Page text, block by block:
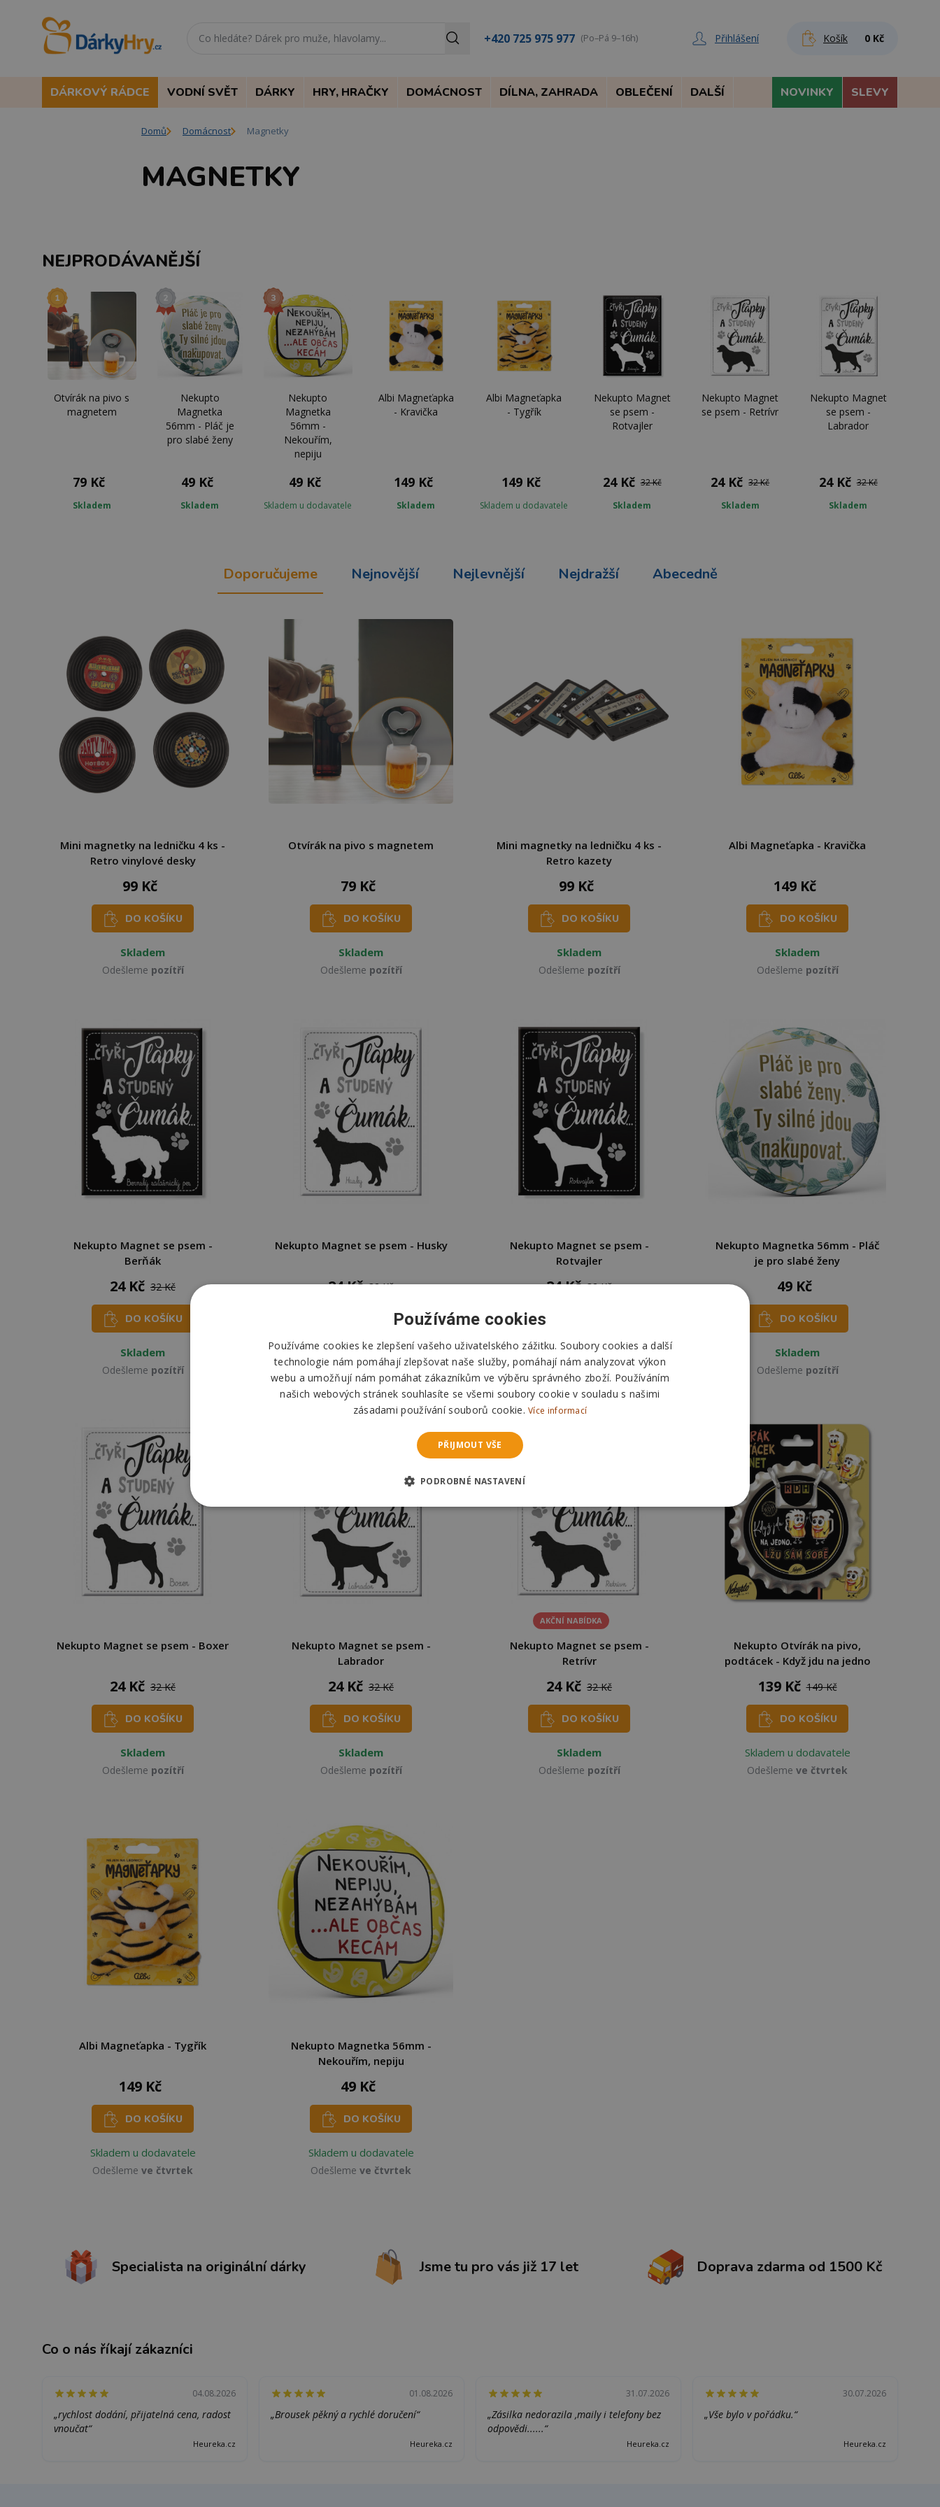
+420 725 975 977 (Po–Pá 9–16h) Přihlášení Košík 0 Kč
DÁRKOVÝ RÁDCE VODNÍ SVĚT DÁRKY HRY, HRAČKY DOMÁCNOST DÍLNA, ZAHRADA OBLEČENÍ DALŠÍ NOVINKY SLEVY
Domů Domácnost Magnetky
MAGNETKY
NEJPRODÁVANĚJŠÍ
Otvírák na pivo s
magnetem
79 Kč
Skladem
Nekupto
Magnetka
56mm - Pláč je
pro slabé ženy
49 Kč
Skladem
Nekupto
Magnetka
56mm -
Nekouřím,
nepiju
49 Kč
Skladem u dodavatele
Albi Magneťapka
- Kravička
149 Kč
Skladem
Albi Magneťapka
- Tygřík
149 Kč
Skladem u dodavatele
Nekupto Magnet
se psem -
Rotvajler
24 Kč 32 Kč
Skladem
Nekupto Magnet
se psem - Retrívr
24 Kč 32 Kč
Skladem
Nekupto Magnet
se psem -
Labrador
24 Kč 32 Kč
Skladem
Doporučujeme Nejnovější Nejlevnější Nejdražší Abecedně
Mini magnetky na ledničku 4 ks -
Retro vinylové desky
99 Kč
DO KOŠÍKU
Skladem
Odešleme pozítří
Otvírák na pivo s magnetem
79 Kč
DO KOŠÍKU
Skladem
Odešleme pozítří
Mini magnetky na ledničku 4 ks -
Retro kazety
99 Kč
DO KOŠÍKU
Skladem
Odešleme pozítří
Albi Magneťapka - Kravička
149 Kč
DO KOŠÍKU
Skladem
Odešleme pozítří
Nekupto Magnet se psem -
Berňák
24 Kč 32 Kč
DO KOŠÍKU
Skladem
Odešleme pozítří
Nekupto Magnet se psem - Husky
24 Kč 32 Kč
DO KOŠÍKU
Skladem
Odešleme pozítří
Nekupto Magnet se psem -
Rotvajler
24 Kč 32 Kč
Skladem
Odešleme pozítří
Nekupto Magnetka 56mm - Pláč
je pro slabé ženy
49 Kč
DO KOŠÍKU
Skladem
Odešleme pozítří
Nekupto Magnet se psem - Boxer
24 Kč 32 Kč
DO KOŠÍKU
Skladem
Odešleme pozítří
Nekupto Magnet se psem -
Labrador
24 Kč 32 Kč
DO KOŠÍKU
Skladem
Odešleme pozítří
AKČNÍ NABÍDKA
Nekupto Magnet se psem -
Retrívr
24 Kč 32 Kč
DO KOŠÍKU
Skladem
Odešleme pozítří
Nekupto Otvírák na pivo,
podtácek - Když jdu na jedno
139 Kč 149 Kč
DO KOŠÍKU
Skladem u dodavatele
Odešleme ve čtvrtek
Albi Magneťapka - Tygřík
149 Kč
DO KOŠÍKU
Skladem u dodavatele
Odešleme ve čtvrtek
Nekupto Magnetka 56mm -
Nekouřím, nepiju
49 Kč
DO KOŠÍKU
Skladem u dodavatele
Odešleme ve čtvrtek
Specialista na originální dárky Jsme tu pro vás již 17 let Doprava zdarma od 1500 Kč
Co o nás říkají zákazníci
04.08.2026
„rychlost dodání, přijatelná cena, radost
vnoučat“
Heureka.cz
01.08.2026
„Brousek pěkný a rychlé doručení“
Heureka.cz
31.07.2026
„Zásilka nedorazila ,maily i telefony bez
odpovědi......“
Heureka.cz
30.07.2026
„Vše bylo v pořádku.“
Heureka.cz
Používáme cookies
Používáme cookies ke zlepšení vašeho uživatelského zážitku. Soubory cookies a další
technologie nám pomáhají zlepšovat naše služby, pomáhají nám analyzovat výkon
webu a umožňují nám pomáhat zákazníkům ve výběru správného zboží. Používáním
našich webových stránek souhlasíte se všemi soubory cookie v souladu s našimi
zásadami používání souborů cookie.Více informací
PŘIJMOUT VŠE
PODROBNÉ NASTAVENÍ